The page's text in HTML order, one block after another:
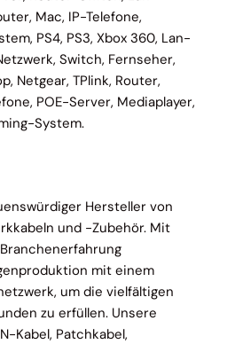
Mac, IP-Telefone,
PS4, PS3, Xbox 360, Lan-
Switch, Fernseher,
Netgear, TPlink, Router,
POE-Server, Mediaplayer,
System.
Hersteller von
und -Zubehör. Mit
mit einem
um die vielfältigen
zu erfüllen. Unsere
Kabel, Patchkabel,